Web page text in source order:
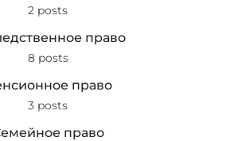
2 posts
право
8 posts
право
3 posts
право